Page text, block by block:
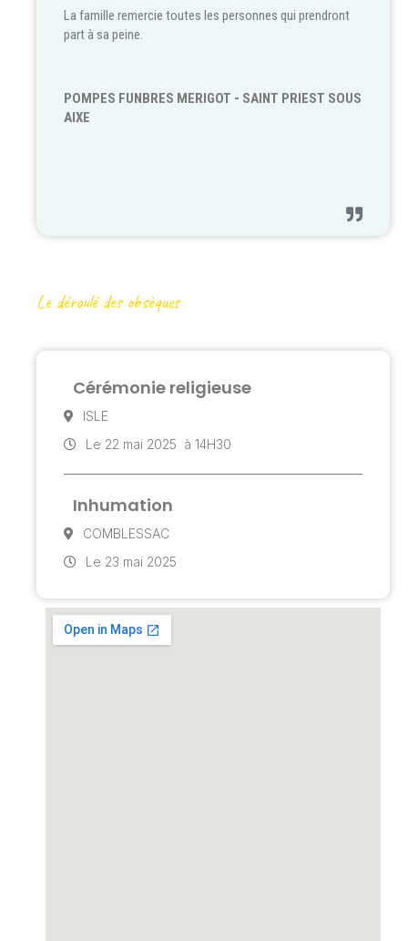
La famille remercie toutes les personnes qui prendront
part à sa peine.
POMPES FUNBRES MERIGOT - SAINT PRIEST SOUS
AIXE
Le déroulé des obsèques
Cérémonie religieuse
ISLE
Le 22 mai 2025 à 14H30
Inhumation
COMBLESSAC
Le 23 mai 2025